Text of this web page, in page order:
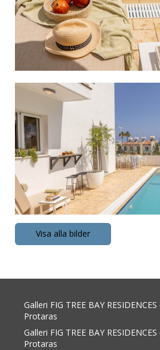
Visa alla bilder
Galleri FIG TREE BAY
Protaras
Galleri FIG TREE BAY
Protaras